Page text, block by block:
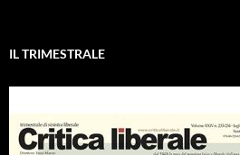
IL TRIMESTRALE